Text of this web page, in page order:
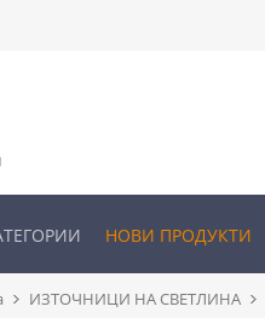
НОВИ ПРОДУКТИ
ИЗТОЧНИЦИ НА СВЕТЛИНА